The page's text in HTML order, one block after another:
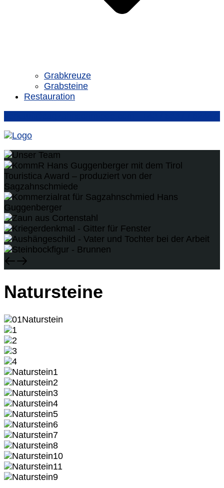
Grabkreuze
Grabsteine
Restauration
Natursteine